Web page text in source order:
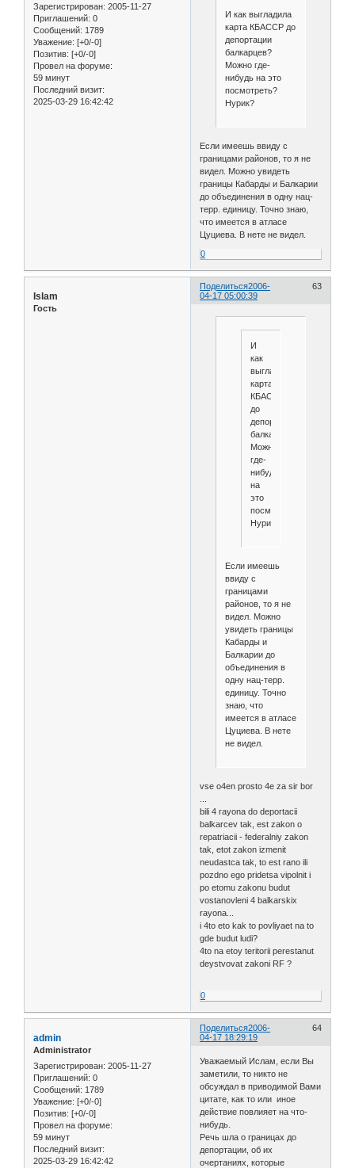
Зарегистрирован: 2005-11-27
Приглашений: 0
Сообщений: 1789
Уважение: [+0/-0]
Позитив: [+0/-0]
Провел на форуме:
59 минут
Последний визит:
2025-03-29 16:42:42
И как выгладила
карта КБАССР до
депортации
балкарцев?
Можно где-
нибудь на это
посмотреть?
Нурик?
Если имеешь ввиду с
границами районов, то я не
видел. Можно увидеть
границы Кабарды и Балкарии
до объединения в одну нац-
терр. единицу. Точно знаю,
что имеется в атласе
Цуциева. В нете не видел.
0
Поделиться 63
2006-
04-17 05:00:39
Islam
Гость
И
как
выгладила
карта
КБАССР
до
депортации
балкарцев?
Можно
где-
нибудь
на
это
посмотреть?
Нурик?
Если имеешь
ввиду с
границами
районов, то я не
видел. Можно
увидеть границы
Кабарды и
Балкарии до
объединения в
одну нац-терр.
единицу. Точно
знаю, что
имеется в атласе
Цуциева. В нете
не видел.
vse o4en prosto 4e za sir bor
...
bili 4 rayona do deportacii
balkarcev tak, est zakon o
repatriacii - federalniy zakon
tak, etot zakon izmenit
neudastca tak, to est rano ili
pozdno ego pridetsa vipolnit i
po etomu zakonu budut
vostanovleni 4 balkarskix
rayona...
i 4to eto kak to povliyaet na to
gde budut ludi?
4to na etoy teritorii perestanut
deystvovat zakoni RF ?
0
Поделиться 64
2006-
04-17 18:29:19
admin
Administrator
Зарегистрирован: 2005-11-27
Приглашений: 0
Сообщений: 1789
Уважение: [+0/-0]
Позитив: [+0/-0]
Провел на форуме:
59 минут
Последний визит:
2025-03-29 16:42:42
Уважаемый Ислам, если Вы
заметили, то никто не
обсуждал в приводимой Вами
цитате, как то или иное
действие повлияет на что-
нибудь.
Речь шла о границах до
депортации, об их
очертаниях, которые